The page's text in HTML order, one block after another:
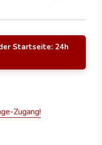
Startseite: 24h
Zugang!